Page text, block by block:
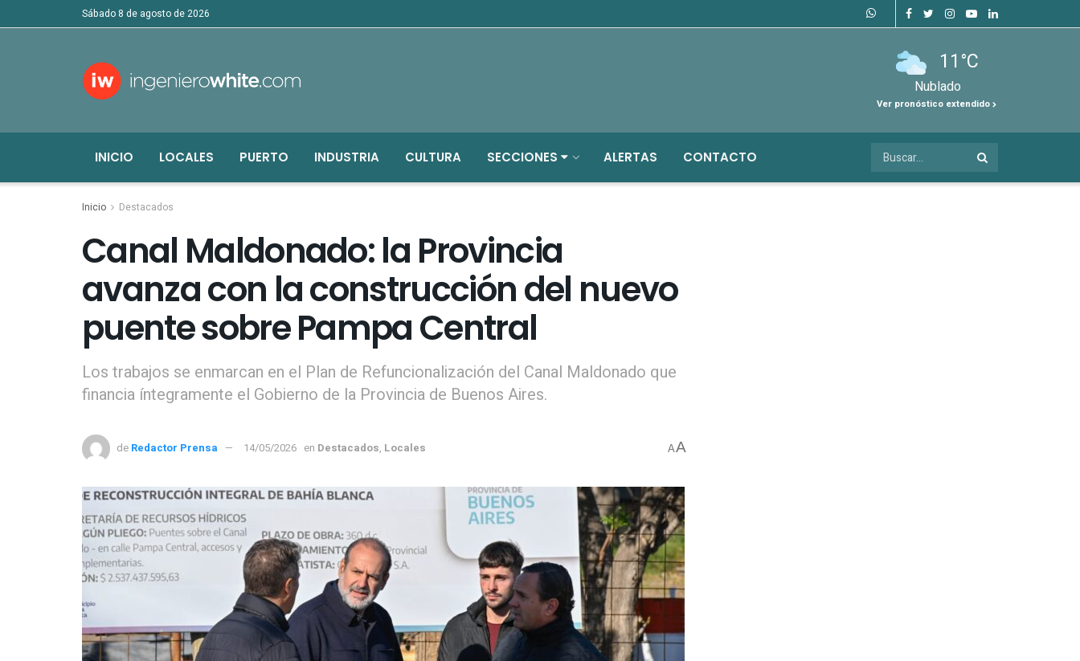
sábado 8 de agosto de 2026
11°C
Nublado
Ver pronóstico extendido
INICIO LOCALES PUERTO INDUSTRIA CULTURA SECCIONES ALERTAS CONTACTO
Inicio Destacados
Canal Maldonado: la Provincia
avanza con la construcción del nuevo
puente sobre Pampa Central
Los trabajos se enmarcan en el Plan de Refuncionalización del Canal Maldonado que
financia íntegramente el Gobierno de la Provincia de Buenos Aires.
de Redactor Prensa 14/05/2026 en Destacados, Locales AA